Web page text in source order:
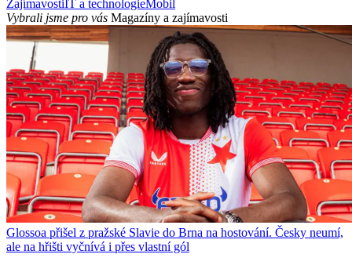
ZajímavostiIT a technologieMobil
Vybrali jsme pro vás Magazíny a zajímavosti
Glossoa přišel z pražské Slavie do Brna na hostování. Česky neumí,
ale na hřišti vyčnívá i přes vlastní gól